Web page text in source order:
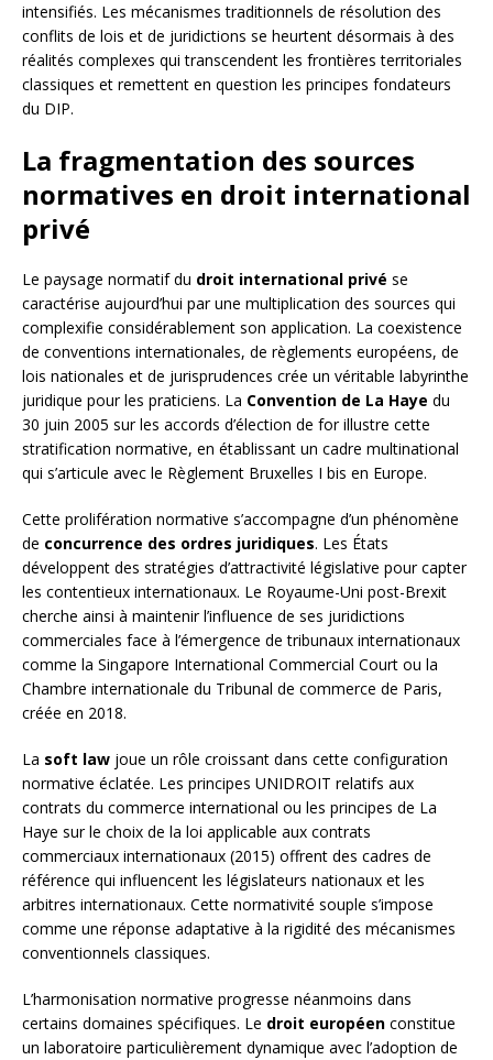
intensifiés. Les mécanismes traditionnels de résolution des
conflits de lois et de juridictions se heurtent désormais à des
réalités complexes qui transcendent les frontières territoriales
classiques et remettent en question les principes fondateurs
du DIP.
La fragmentation des sources
normatives en droit international
privé
Le paysage normatif du droit international privé se
caractérise aujourd’hui par une multiplication des sources qui
complexifie considérablement son application. La coexistence
de conventions internationales, de règlements européens, de
lois nationales et de jurisprudences crée un véritable labyrinthe
juridique pour les praticiens. La Convention de La Haye du
30 juin 2005 sur les accords d’élection de for illustre cette
stratification normative, en établissant un cadre multinational
qui s’articule avec le Règlement Bruxelles I bis en Europe.
Cette prolifération normative s’accompagne d’un phénomène
de concurrence des ordres juridiques. Les États
développent des stratégies d’attractivité législative pour capter
les contentieux internationaux. Le Royaume-Uni post-Brexit
cherche ainsi à maintenir l’influence de ses juridictions
commerciales face à l’émergence de tribunaux internationaux
comme la Singapore International Commercial Court ou la
Chambre internationale du Tribunal de commerce de Paris,
créée en 2018.
La soft law joue un rôle croissant dans cette configuration
normative éclatée. Les principes UNIDROIT relatifs aux
contrats du commerce international ou les principes de La
Haye sur le choix de la loi applicable aux contrats
commerciaux internationaux (2015) offrent des cadres de
référence qui influencent les législateurs nationaux et les
arbitres internationaux. Cette normativité souple s’impose
comme une réponse adaptative à la rigidité des mécanismes
conventionnels classiques.
L’harmonisation normative progresse néanmoins dans
certains domaines spécifiques. Le droit européen constitue
un laboratoire particulièrement dynamique avec l’adoption de